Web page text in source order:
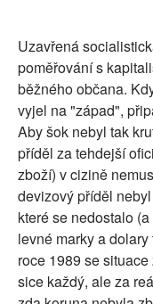
Uzavřená
poměřování s
běžného občana.
vyjel na "západ",
Aby šok nebyl tak
příděl za tehdejší
zboží) v cizině
devizový příděl
které se nedostalo
levné marky a
roce 1989 se
sice každý, ale za